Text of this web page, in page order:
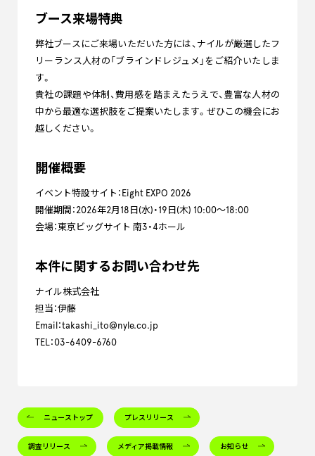
ブース来場特典
弊社ブースにご来場いただいた方には、ナイルが厳選したフ
リーランス人材の「ブラインドレジュメ」をご紹介いたしま
す。
貴社の課題や体制、費用感を踏まえたうえで、豊富な人材の
中から最適な選択肢をご提案いたします。ぜひこの機会にお
越しください。
開催概要
イベント特設サイト：Eight EXPO 2026
開催期間：2026年2月18日(水)・19日(木) 10:00〜18:00
会場：東京ビッグサイト 南3・4ホール
本件に関するお問い合わせ先
ナイル株式会社
担当：伊藤
Email：takashi_ito@nyle.co.jp
TEL：03-6409-6760
ニューストップ プレスリリース
調査リリース メディア掲載情報 お知らせ